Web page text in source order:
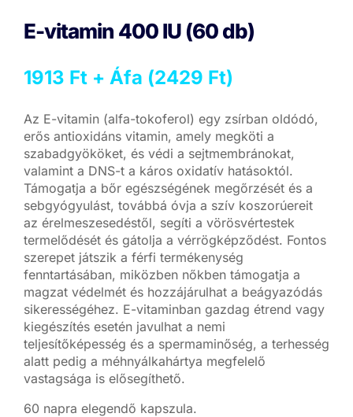
E-vitamin 400 IU (60 db)
1913 Ft + Áfa (2429 Ft)
Az E-vitamin (alfa-tokoferol) egy zsírban oldódó,
erős antioxidáns vitamin, amely megköti a
szabadgyököket, és védi a sejtmembránokat,
valamint a DNS-t a káros oxidatív hatásoktól.
Támogatja a bőr egészségének megőrzését és a
sebgyógyulást, továbbá óvja a szív koszorúereit
az érelmeszesedéstől, segíti a vörösvértestek
termelődését és gátolja a vérrögképződést. Fontos
szerepet játszik a férfi termékenység
fenntartásában, miközben nőkben támogatja a
magzat védelmét és hozzájárulhat a beágyazódás
sikerességéhez. E-vitaminban gazdag étrend vagy
kiegészítés esetén javulhat a nemi
teljesítőképesség és a spermaminőség, a terhesség
alatt pedig a méhnyálkahártya megfelelő
vastagsága is elősegíthető.
60 napra elegendő kapszula.